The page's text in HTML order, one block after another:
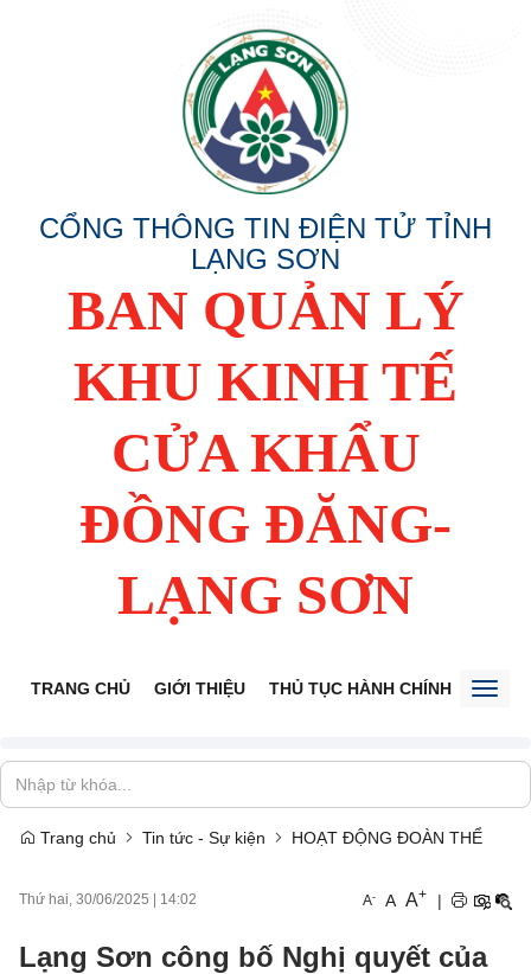
CỔNG THÔNG TIN ĐIỆN TỬ TỈNH
LẠNG SƠN
BAN QUẢN LÝ
KHU KINH TẾ
CỬA KHẨU
ĐỒNG ĐĂNG-
LẠNG SƠN
TRANG CHỦ GIỚI THIỆU THỦ TỤC HÀNH CHÍNH TIẾP
Trang chủ Tin tức - Sự kiện HOẠT ĐỘNG ĐOÀN THỂ
Thứ hai, 30/06/2025 14:02 A- A A+ |
Lạng Sơn công bố Nghị quyết của